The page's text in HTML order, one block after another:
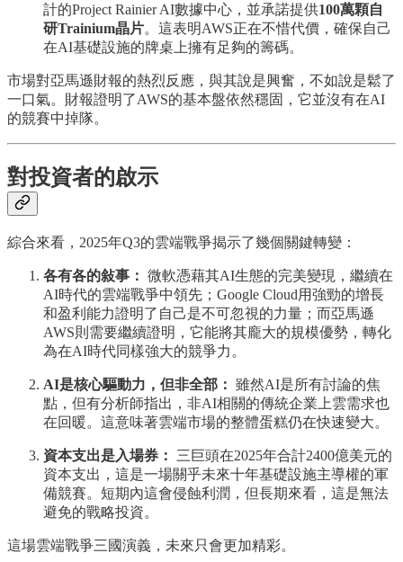
計的Project Rainier AI數據中心，並承諾提供100萬顆自
研Trainium晶片。這表明AWS正在不惜代價，確保自己
在AI基礎設施的牌桌上擁有足夠的籌碼。
市場對亞馬遜財報的熱烈反應，與其說是興奮，不如說是鬆了
一口氣。財報證明了AWS的基本盤依然穩固，它並沒有在AI
的競賽中掉隊。
對投資者的啟示
綜合來看，2025年Q3的雲端戰爭揭示了幾個關鍵轉變：
各有各的敍事： 微軟憑藉其AI生態的完美變現，繼續在
AI時代的雲端戰爭中領先；Google Cloud用強勁的增長
和盈利能力證明了自己是不可忽視的力量；而亞馬遜
AWS則需要繼續證明，它能將其龐大的規模優勢，轉化
為在AI時代同樣強大的競爭力。
AI是核心驅動力，但非全部： 雖然AI是所有討論的焦
點，但有分析師指出，非AI相關的傳統企業上雲需求也
在回暖。這意味著雲端市場的整體蛋糕仍在快速變大。
資本支出是入場券：
三巨頭在2025年合計2400億美元的
資本支出，這是一場關乎未來十年基礎設施主導權的軍
備競賽。短期內這會侵蝕利潤，但長期來看，這是無法
避免的戰略投資。
這場雲端戰爭三國演義，未來只會更加精彩。